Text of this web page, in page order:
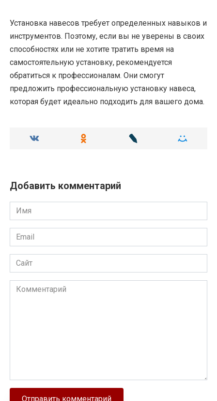
Установка навесов требует определенных навыков и
инструментов. Поэтому, если вы не уверены в своих
способностях или не хотите тратить время на
самостоятельную установку, рекомендуется
обратиться к профессионалам. Они смогут
предложить профессиональную установку навеса,
которая будет идеально подходить для вашего дома.
Добавить комментарий
Имя
Email
Сайт
Комментарий